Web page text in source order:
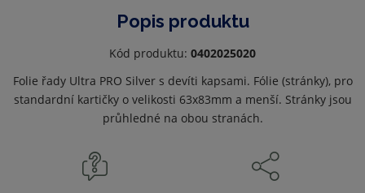
Popis produktu
Kód produktu: 0402025020
Folie řady Ultra PRO Silver s devíti kapsami. Fólie (stránky), pro
standardní kartičky o velikosti 63x83mm a menší. Stránky jsou
průhledné na obou stranách.